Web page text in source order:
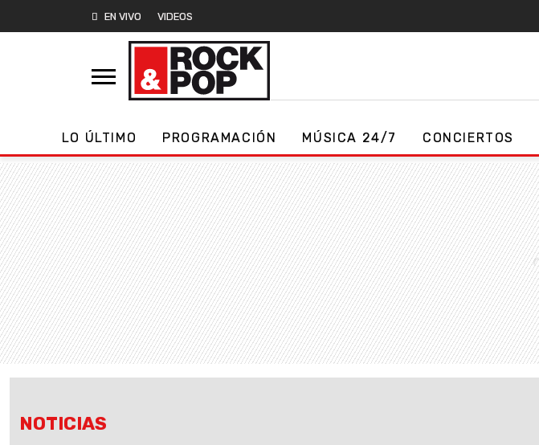
EN VIVO VIDEOS
LO ÚLTIMO PROGRAMACIÓN MÚSICA 24/7 CONCIERTOS
NOTICIAS